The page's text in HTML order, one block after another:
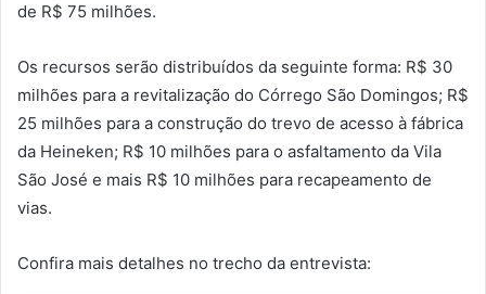
de R$ 75 milhões.
Os recursos serão distribuídos da seguinte forma: R$ 30
milhões para a revitalização do Córrego São Domingos; R$
25 milhões para a construção do trevo de acesso à fábrica
da Heineken; R$ 10 milhões para o asfaltamento da Vila
São José e mais R$ 10 milhões para recapeamento de
vias.
Confira mais detalhes no trecho da entrevista: